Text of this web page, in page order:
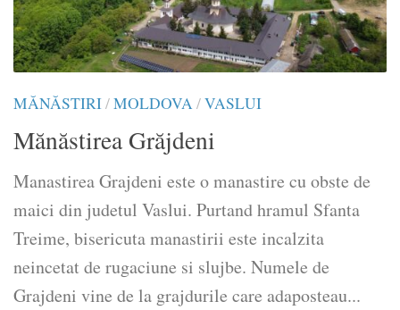
MĂNĂSTIRI/MOLDOVA/VASLUI
Mănăstirea Grăjdeni
Manastirea Grajdeni este o manastire cu obste de
maici din judetul Vaslui. Purtand hramul Sfanta
Treime, bisericuta manastirii este incalzita
neincetat de rugaciune si slujbe. Numele de
Grajdeni vine de la grajdurile care adaposteau...